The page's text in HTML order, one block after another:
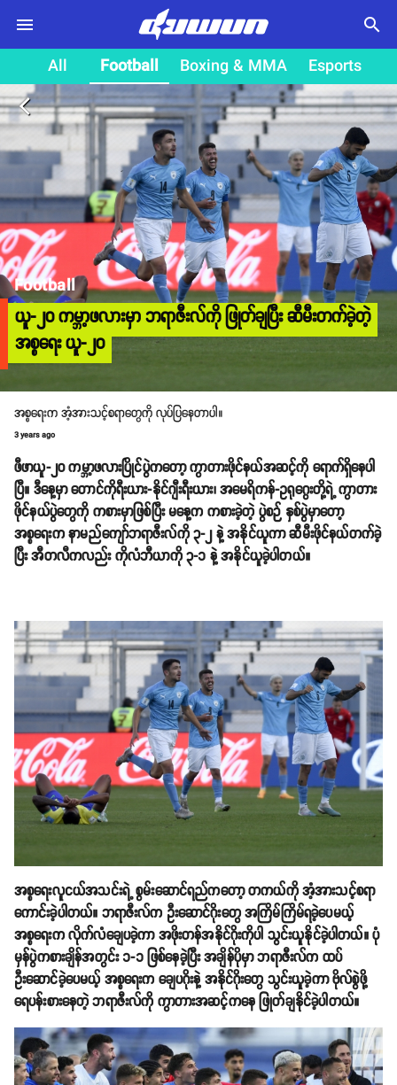
search
All Football Boxing & MMA Esports
arrow_back_ios
Football
ယူ-၂၀ ကမ္ဘာ့ဖလားမှာ ဘရာဇီးလ်ကို ဖြုတ်ချပြီး ဆီမီးတက်ခဲ့တဲ့
အစ္စရေး ယူ-၂၀
အစ္စရေးက အံ့အားသင့်စရာတွေကို လုပ်ပြနေတာပါ။
3 years ago
ဖီဖာယူ-၂၀ ကမ္ဘာ့ဖလားပြိုင်ပွဲကတော့ ကွာတားဖိုင်နယ်အဆင့်ကို ရောက်ရှိနေပါ
ပြီ။ ဒီနေ့မှာ တောင်ကိုရီးယား-နိုင်ဂျီးရီးယား၊ အမေရိကန်-ဥရုဂွေးတို့ရဲ့ ကွာတား
ဖိုင်နယ်ပွဲတွေကို ကစားမှာဖြစ်ပြီး မနေ့က ကစားခဲ့တဲ့ ပွဲစဉ် နှစ်ပွဲမှာတော့
အစ္စရေးက နာမည်ကျော်ဘရာဇီးလ်ကို ၃-၂ နဲ့ အနိုင်ယူကာ ဆီမီးဖိုင်နယ်တက်ခဲ့​
ပြီး အီတလီကလည်း ကိုလံဘီယာကို ၃-၁ နဲ့ အနိုင်ယူခဲ့ပါတယ်။
အစ္စရေးလူငယ်အသင်းရဲ့ စွမ်းဆောင်ရည်ကတော့ တကယ်ကို အံ့အားသင့်စရာ
ကောင်းခဲ့ပါတယ်။ ဘရာဇီးလ်က ဦးဆောင်ဂိုးတွေ အကြိမ်ကြိမ်ရခဲ့ပေမယ့်
အစ္စရေးက လိုက်လံချေပခဲ့ကာ အဖိုးတန်အနိုင်ဂိုးကိုပါ သွင်းယူနိုင်ခဲ့ပါတယ်။ ပုံ
မှန်ပွဲကစားချိန်အတွင်း ၁-၁ ဖြစ်နေခဲ့ပြီး အချိန်ပိုမှာ ဘရာဇီးလ်က ထပ်
ဦးဆောင်ခဲ့ပေမယ့် အစ္စရေးက ချေပဂိုးနဲ့ အနိုင်ဂိုးတွေ သွင်းယူခဲ့ကာ ဗိုလ်စွဲဖို့
ရေပန်းစားနေတဲ့ ဘရာဇီးလ်ကို ကွာတားအဆင့်ကနေ ဖြုတ်ချနိုင်ခဲ့ပါတယ်။